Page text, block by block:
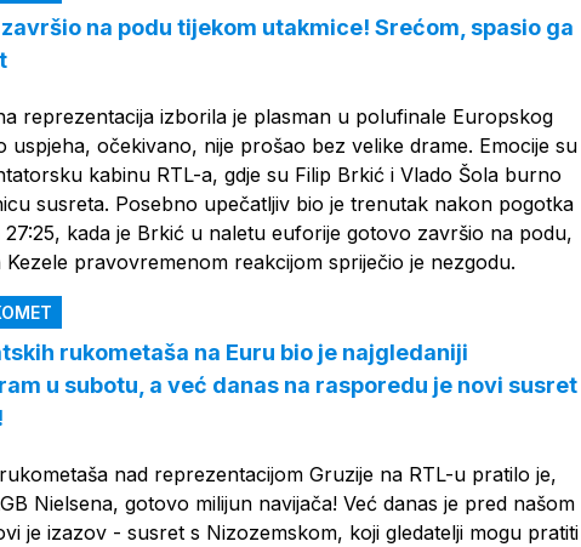
na podu tijekom utakmice! Srećom, spasio ga
reprezentacija izborila je plasman u polufinale Europskog
uspjeha, očekivano, nije prošao bez velike drame. Emocije su
kabinu RTL-a, gdje su Filip Brkić i Vlado Šola burno
susreta. Posebno upečatljiv bio je trenutak nakon pogotka
27:25, kada je Brkić u naletu euforije gotovo završio na podu,
pravovremenom reakcijom spriječio je nezgodu.
rukometaša na Euru bio je najgledaniji
u subotu, a već danas na rasporedu je novi susret
nad reprezentacijom Gruzije na RTL-u pratilo je,
Nielsena, gotovo milijun navijača! Već danas je pred našom
je izazov - susret s Nizozemskom, koji gledatelji mogu pratiti